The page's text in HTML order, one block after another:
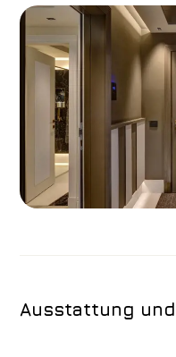
Ausstattung